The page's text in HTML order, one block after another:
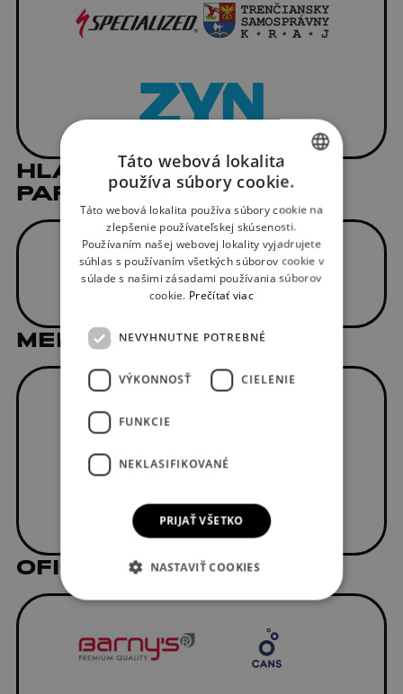
HLAVNÝ MEDIÁLNY
PARTNER
MEDIÁLNI PARTNERI
OFICIÁLNI DODÁVATELIA
SLOVAK
ENGLISH
Táto webová lokalita
používa súbory cookie.
Táto webová lokalita používa súbory cookie na
zlepšenie používateľskej skúsenosti.
Používaním našej webovej lokality vyjadrujete
súhlas s používaním všetkých súborov cookie v
súlade s našimi zásadami používania súborov
cookie. Prečítať viac
NEVYHNUTNE POTREBNÉ
VÝKONNOSŤ CIELENIE
FUNKCIE
NEKLASIFIKOVANÉ
PRIJAŤ VŠETKO
NASTAVIŤ COOKIES